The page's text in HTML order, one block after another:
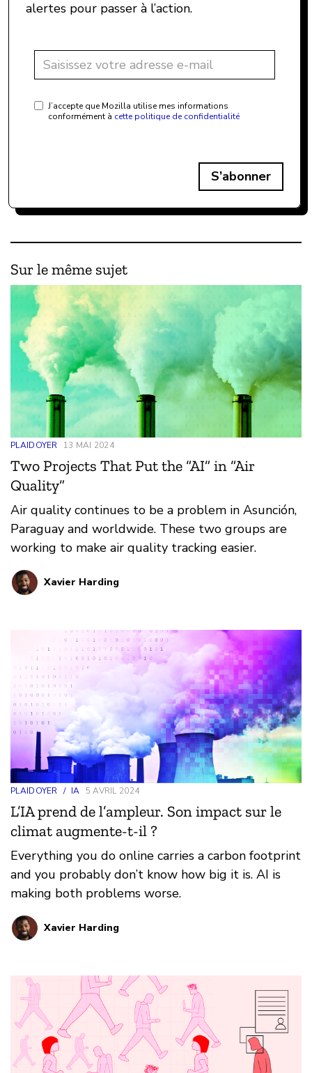
alertes pour passer à l’action.
J’accepte que Mozilla utilise mes informations
conformément à cette politique de confidentialité
S’abonner
Sur le même sujet
PLAIDOYER 13 MAI 2024
Two Projects That Put the “AI” in “Air
Quality”
Air quality continues to be a problem in Asunción,
Paraguay and worldwide. These two groups are
working to make air quality tracking easier.
Xavier Harding
PLAIDOYER / IA 5 AVRIL 2024
L’IA prend de l’ampleur. Son impact sur le
climat augmente-t-il ?
Everything you do online carries a carbon footprint
and you probably don’t know how big it is. AI is
making both problems worse.
Xavier Harding